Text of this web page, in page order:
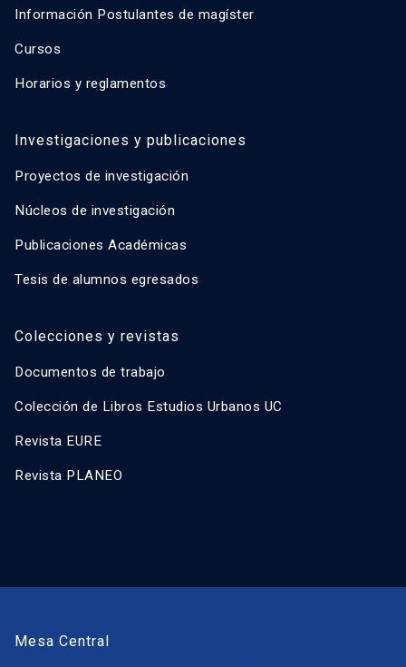
Información Postulantes de magíster
Cursos
Horarios y reglamentos
Investigaciones y publicaciones
Proyectos de investigación
Núcleos de investigación
Publicaciones Académicas
Tesis de alumnos egresados
Colecciones y revistas
Documentos de trabajo
Colección de Libros Estudios Urbanos UC
Revista EURE
Revista PLANEO
Mesa Central